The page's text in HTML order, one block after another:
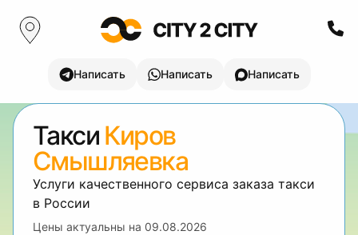
Написать Написать Написать
Такси Киров
Смышляевка
Услуги качественного сервиса заказа такси
в России
Цены актуальны на 09.08.2026